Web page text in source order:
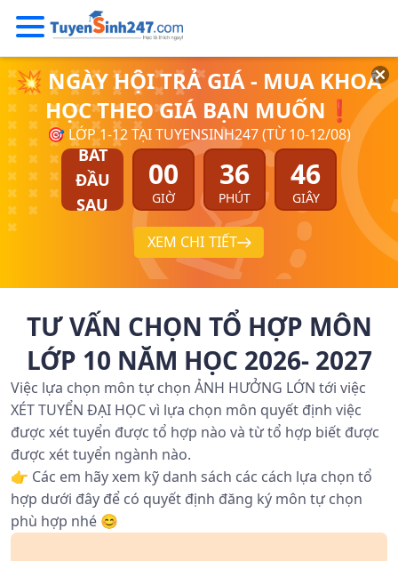
💥 NGÀY HỘI TRẢ GIÁ - MUA KHOÁ
HỌC THEO GIÁ BẠN MUỐN❗
🎯 LỚP 1-12 TẠI TUYENSINH247 (TỪ 10-12/08)
BẮT
ĐẦU
SAU
00
GIỜ
36
PHÚT
46
GIÂY
XEM CHI TIẾT
TƯ VẤN CHỌN TỔ HỢP MÔN
LỚP 10 NĂM HỌC 2026- 2027
Việc lựa chọn môn tự chọn ẢNH HƯỞNG LỚN tới việc
XÉT TUYỂN ĐẠI HỌC vì lựa chọn môn quyết định việc
được xét tuyển được tổ hợp nào và từ tổ hợp biết được
được xét tuyển ngành nào.
👉 Các em hãy xem kỹ danh sách các cách lựa chọn tổ
hợp dưới đây để có quyết định đăng ký môn tự chọn
phù hợp nhé 😊